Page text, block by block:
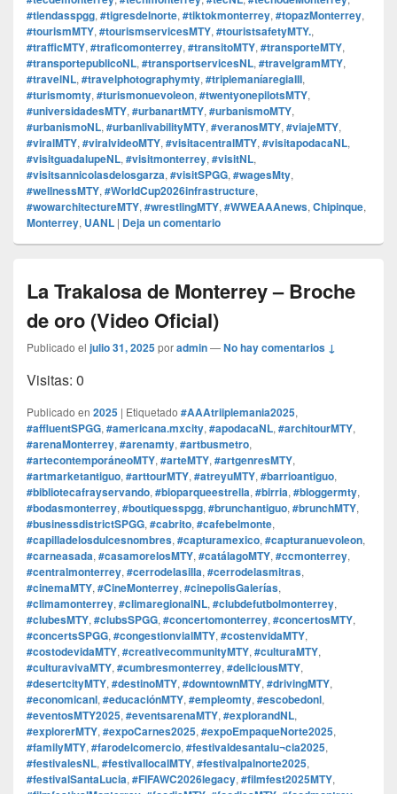
#tiendasspgg, #tigresdelnorte, #tiktokmonterrey, #topazMonterrey,
#tourismMTY, #tourismservicesMTY, #touristsafetyMTY.,
#trafficMTY, #traficomonterrey, #transitoMTY, #transporteMTY,
#transportepublicoNL, #transportservicesNL, #travelgramMTY,
#travelNL, #travelphotographymty, #triplemaníaregiaIII,
#turismomty, #turismonuevoleon, #twentyonepilotsMTY,
#universidadesMTY, #urbanartMTY, #urbanismoMTY,
#urbanismoNL, #urbanlivabilityMTY, #veranosMTY, #viajeMTY,
#viralMTY, #viralvideoMTY, #visitacentralMTY, #visitapodacaNL,
#visitguadalupeNL, #visitmonterrey, #visitNL,
#visitsannicolasdelosgarza, #visitSPGG, #wagesMty,
#wellnessMTY, #WorldCup2026infrastructure,
#wowarchitectureMTY, #wrestlingMTY, #WWEAAAnews, Chipinque,
Monterrey, UANL | Deja un comentario
La Trakalosa de Monterrey – Broche
de oro (Video Oficial)
Publicado el julio 31, 2025poradmin—No hay comentarios ↓
Visitas: 0
Publicado en 2025 | Etiquetado #AAAtriiplemania2025,
#affluentSPGG, #americana.mxcity, #apodacaNL, #architourMTY,
#arenaMonterrey, #arenamty, #artbusmetro,
#artecontemporáneoMTY, #arteMTY, #artgenresMTY,
#artmarketantiguo, #arttourMTY, #atreyuMTY, #barrioantiguo,
#bibliotecafrayservando, #bioparqueestrella, #birria, #bloggermty,
#bodasmonterrey, #boutiquesspgg, #brunchantiguo, #brunchMTY,
#businessdistrictSPGG, #cabrito, #cafebelmonte,
#capilladelosdulcesnombres, #capturamexico, #capturanuevoleon,
#carneasada, #casamorelosMTY, #catálagoMTY, #ccmonterrey,
#centralmonterrey, #cerrodelasilla, #cerrodelasmitras,
#cinemaMTY, #CineMonterrey, #cinepolisGalerías,
#climamonterrey, #climaregionalNL, #clubdefutbolmonterrey,
#clubesMTY, #clubsSPGG, #concertomonterrey, #concertosMTY,
#concertsSPGG, #congestionvialMTY, #costenvidaMTY,
#costodevidaMTY, #creativecommunityMTY, #culturaMTY,
#culturavivaMTY, #cumbresmonterrey, #deliciousMTY,
#desertcityMTY, #destinoMTY, #downtownMTY, #drivingMTY,
#economicanl, #educaciónMTY, #empleomty, #escobedonl,
#eventosMTY2025, #eventsarenaMTY, #explorandNL,
#explorerMTY, #expoCarnes2025, #expoEmpaqueNorte2025,
#familyMTY, #farodelcomercio, #festivaldesantalu¬cia2025,
#festivalesNL, #festivallocalMTY, #festivalpalnorte2025,
#festivalSantaLucia, #FIFAWC2026legacy, #filmfest2025MTY,